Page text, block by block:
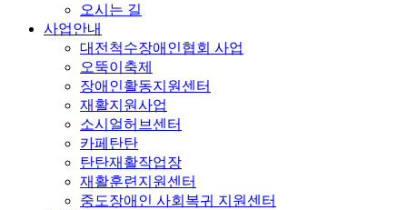
오시는 길
사업안내
대전척수장애인협회 사업
오뚝이축제
장애인활동지원센터
재활지원사업
소시얼허브센터
카페탄탄
탄탄재활작업장
재활훈련지원센터
중도장애인 사회복귀 지원센터